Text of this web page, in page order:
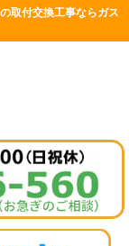
取付交換工事ならガス